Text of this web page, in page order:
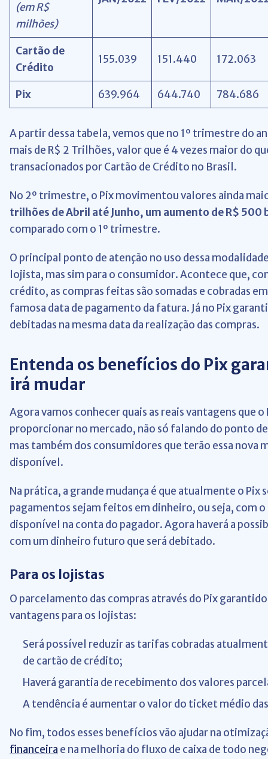
(em R$
milhões)
Cartão de
Crédito
155.039 151.440 172.063
Pix 639.964 644.740 784.686
A partir dessa tabela, vemos que no 1º trimestre do
mais de R$ 2 Trilhões, valor que é 4 vezes maior do
transacionados por Cartão de Crédito no Brasil.
No 2º trimestre, o Pix movimentou valores ainda
trilhões de Abril até Junho, um aumento de R$ 500
comparado com o 1º trimestre.
O principal ponto de atenção no uso dessa
lojista, mas sim para o consumidor. Acontece que,
crédito, as compras feitas são somadas e cobradas
famosa data de pagamento da fatura. Já no Pix
debitadas na mesma data da realização das compras.
Entenda os benefícios do Pix
irá mudar
Agora vamos conhecer quais as reais vantagens que
proporcionar no mercado, não só falando do ponto
mas também dos consumidores que terão essa nova
disponível.
Na prática, a grande mudança é que atualmente o Pix
pagamentos sejam feitos em dinheiro, ou seja, com
disponível na conta do pagador. Agora haverá a
com um dinheiro futuro que será debitado.
Para os lojistas
O parcelamento das compras através do Pix
vantagens para os lojistas:
Será possível reduzir as tarifas cobradas
de cartão de crédito;
Haverá garantia de recebimento dos valores
A tendência é aumentar o valor do ticket médio
No fim, todos esses benefícios vão ajudar na
financeira e na melhoria do fluxo de caixa de todo